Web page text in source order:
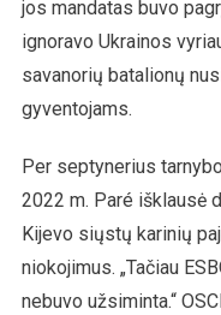
jos mandatas buvo
ignoravo Ukrainos
savanorių batalionų
gyventojams.
Per septynerius
2022 m. Paré išklausė
Kijevo siųstų karinių
niokojimus. „Tačiau
nebuvo užsiminta.“